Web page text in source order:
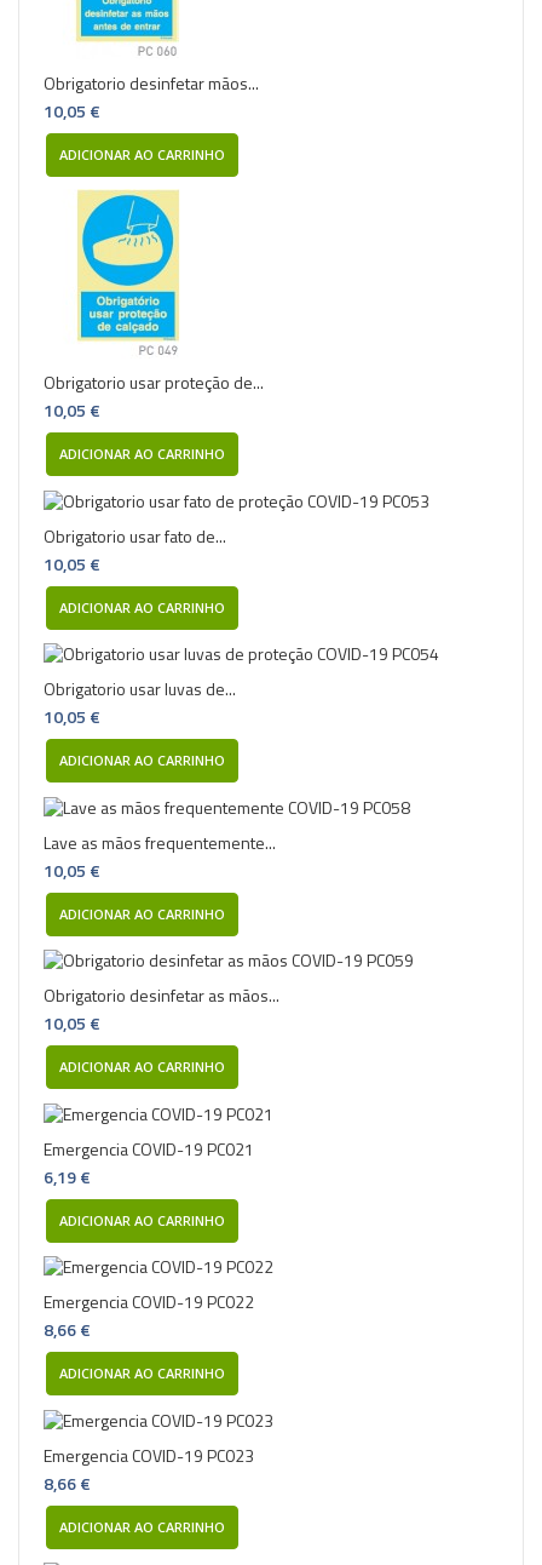
Obrigatorio desinfetar mãos...
10,05 €
ADICIONAR AO CARRINHO
Obrigatorio usar proteção de...
10,05 €
ADICIONAR AO CARRINHO
Obrigatorio usar fato de...
10,05 €
ADICIONAR AO CARRINHO
Obrigatorio usar luvas de...
10,05 €
ADICIONAR AO CARRINHO
Lave as mãos frequentemente...
10,05 €
ADICIONAR AO CARRINHO
Obrigatorio desinfetar as mãos...
10,05 €
ADICIONAR AO CARRINHO
Emergencia COVID-19 PC021
6,19 €
ADICIONAR AO CARRINHO
Emergencia COVID-19 PC022
8,66 €
ADICIONAR AO CARRINHO
Emergencia COVID-19 PC023
8,66 €
ADICIONAR AO CARRINHO